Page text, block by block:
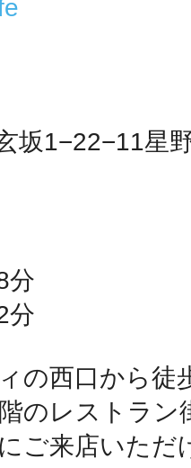
坂1−22−11星
分
分
の西口から徒
のレストラン
ご来店いただ